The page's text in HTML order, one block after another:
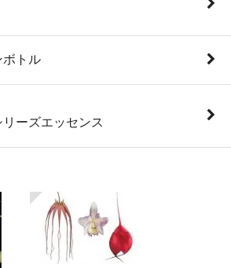
ボトル
ーズエッセンス